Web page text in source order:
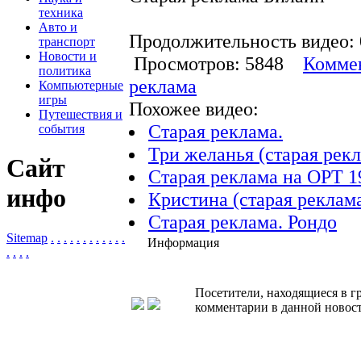
техника
Авто и
транспорт
Новости и
политика
Компьютерные
игры
Путешествия и
события
Сайт
инфо
Sitemap . . . . . . . . . . . .
. . . .
Продолжительность
Просмотров: 5848
реклама
Похожее видео:
Старая реклама.
Три желанья (старая
Старая реклама на ОРТ
Кристина (старая
Старая реклама. Рондо
Информация
Посетители, находящиеся в
комментарии в данной